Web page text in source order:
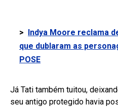
> Indya Moore reclama
que dublaram as
POSE
Já Tati também tuitou,
seu antigo protegido havia